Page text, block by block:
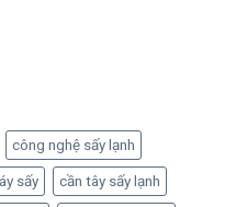
công nghệ sấy lạnh
sấy cần tây sấy lạnh